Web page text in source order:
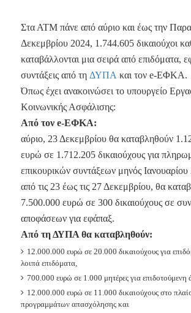
Στα ΑΤΜ πάνε από αύριο και έως την
Δεκεμβρίου 2024, 1.744.605 δικαιούχοι
καταβάλλονται μια σειρά από επιδόματα,
συντάξεις από τη ΔΥΠΑ και τον e-ΕΦΚΑ.
Όπως έχει ανακοινώσει το υπουργείο
Κοινωνικής Ασφάλισης:
Από τον e-ΕΦΚΑ:
αύριο, 23 Δεκεμβρίου θα καταβληθούν
ευρώ σε 1.712.205 δικαιούχους για
επικουρικών συντάξεων μηνός Ιανουαρίου
από τις 23 έως τις 27 Δεκεμβρίου, θα
7.500.000 ευρώ σε 300 δικαιούχους σε
αποφάσεων για εφάπαξ.
Από τη ΔΥΠΑ θα καταβληθούν:
12.000.000 ευρώ σε 20.000 δικαιούχους για
λοιπά επιδόματα,
700.000 ευρώ σε 1.000 μητέρες για επιδοτούμενη
12.000.000 ευρώ σε 11.000 δικαιούχους στο
προγραμμάτων απασχόλησης και